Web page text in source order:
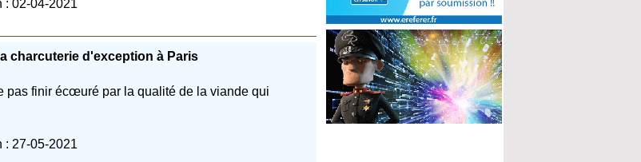
: 02-04-2021
charcuterie d'exception à Paris
pas finir écœuré par la qualité de la viande qui
: 27-05-2021